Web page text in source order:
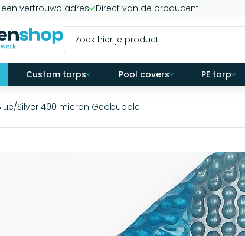
vertrouwd adres Direct van de producent
Custom tarps Pool covers PE tarp
Silver 400 micron Geobubble